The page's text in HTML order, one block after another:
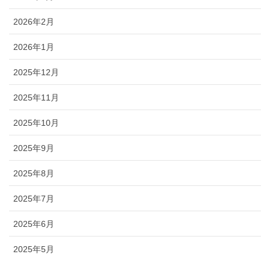
2026年2月
2026年1月
2025年12月
2025年11月
2025年10月
2025年9月
2025年8月
2025年7月
2025年6月
2025年5月